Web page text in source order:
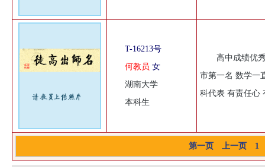
T-16213号
何教员 女
湖南大学
本科生
高中成绩优
市第一名 数学一
科代表 有责任心
第一页 上一页 1